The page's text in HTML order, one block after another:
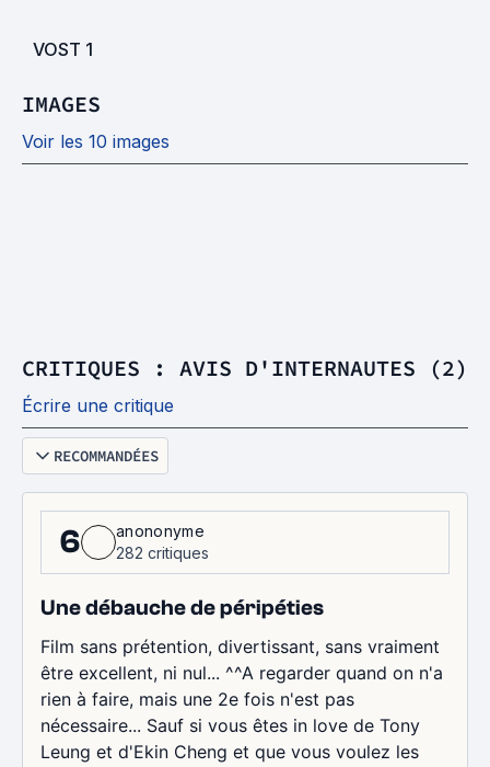
VOST 1
IMAGES
Voir les 10 images
CRITIQUES : AVIS D'INTERNAUTES (2)
Écrire une critique
RECOMMANDÉES
6
anononyme
282 critiques
Une débauche de péripéties
Film sans prétention, divertissant, sans vraiment
être excellent, ni nul... ^^A regarder quand on n'a
rien à faire, mais une 2e fois n'est pas
nécessaire... Sauf si vous êtes in love de Tony
Leung et d'Ekin Cheng et que vous voulez les